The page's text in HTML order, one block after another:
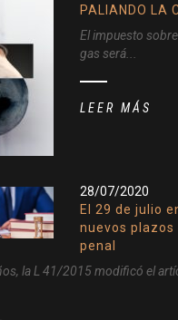
PALIANDO LA
El impuesto
gas será...
LEER MÁS
28/07/2020
El 29 de julio
nuevos
penal
la L 41/2015 modificó el